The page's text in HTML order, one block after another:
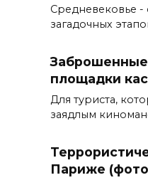
Средневековье -
загадочных
площадки
Для туриста,
заядлым
Париже